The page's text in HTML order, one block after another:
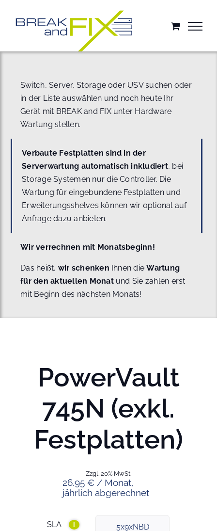
springen
Switch, Server, Storage oder USV suchen oder
in der Liste auswählen und noch heute Ihr
Gerät mit BREAK and FIX unter Hardware
Wartung stellen.
Verbaute Festplatten sind in der
Serverwartung automatisch inkludiert, bei
Storage Systemen nur die Controller. Die
Wartung für eingebundene Festplatten und
Erweiterungsshelves können wir optional auf
Anfrage dazu anbieten.
Wir verrechnen mit Monatsbeginn!
Das heißt, wir schenken Ihnen dieWartung
für den aktuellen Monat und Sie zahlen erst
mit Beginn des nächsten Monats!
PowerVault
745N (exkl.
Festplatten)
26.95 € / Monat,
jährlich abgerechnet
Zzgl. 20% MwSt.
SLA i 5x9xNBD